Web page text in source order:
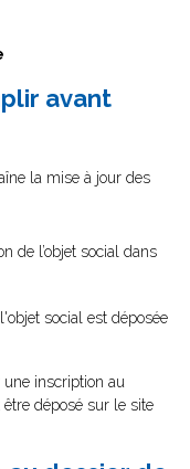
avant
la mise à jour des
de l’objet social dans
social est déposée
une inscription au
déposé sur le site